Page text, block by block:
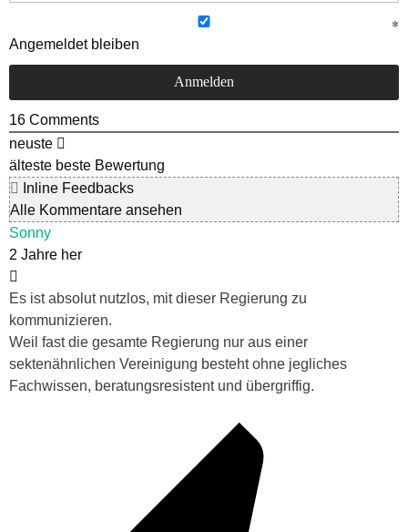
Angemeldet bleiben
16 Comments
neuste
älteste beste Bewertung
Inline Feedbacks
Alle Kommentare ansehen
Sonny
2 Jahre her
Es ist absolut nutzlos, mit dieser Regierung zu
kommunizieren.
Weil fast die gesamte Regierung nur aus einer
sektenähnlichen Vereinigung besteht ohne jegliches
Fachwissen, beratungsresistent und übergriffig.